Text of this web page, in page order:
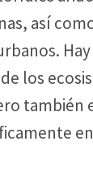
así
los
también